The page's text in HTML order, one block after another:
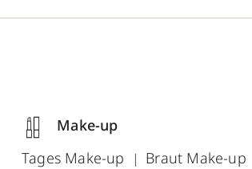
Make-up
Tages Make-up
Braut Make-up